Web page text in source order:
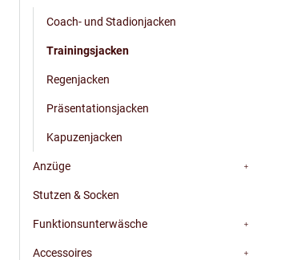
Coach- und Stadionjacken
Trainingsjacken
Regenjacken
Präsentationsjacken
Kapuzenjacken
Anzüge
Stutzen & Socken
Funktionsunterwäsche
Accessoires